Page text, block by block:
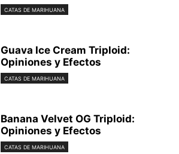
CATAS DE MARIHUANA
Guava Ice Cream Triploid:
Opiniones y Efectos
CATAS DE MARIHUANA
Banana Velvet OG Triploid:
Opiniones y Efectos
CATAS DE MARIHUANA